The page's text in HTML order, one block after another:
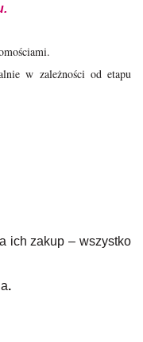
w zależności od etapu
ich zakup – wszystko
.